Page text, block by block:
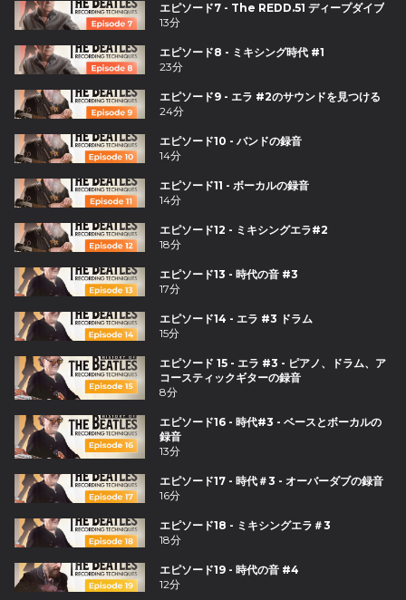
エピソード7 - The REDD.51 ディープダイブ
13分
エピソード8 - ミキシング時代 #1
23分
エピソード9 - エラ #2のサウンドを見つける
24分
エピソード10 - バンドの録音
14分
エピソード11 - ボーカルの録音
14分
エピソード12 - ミキシングエラ#2
18分
エピソード13 - 時代の音 #3
17分
エピソード14 - エラ #3 ドラム
15分
エピソード 15 - エラ #3 - ピアノ、ドラム、ア
コースティックギターの録音
8分
エピソード16 - 時代#3 - ベースとボーカルの
録音
13分
エピソード17 - 時代＃3 - オーバーダブの録音
16分
エピソード18 - ミキシングエラ＃3
18分
エピソード19 - 時代の音 #4
12分